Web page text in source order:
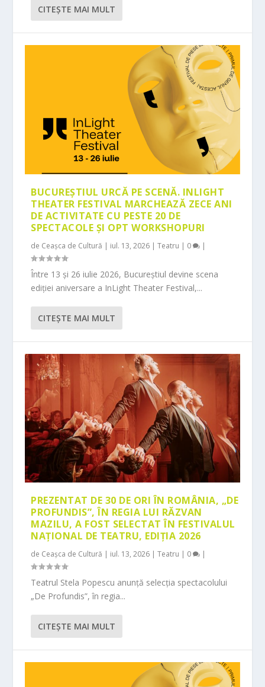
CITEŞTE MAI MULT
BUCUREȘTIUL URCĂ PE SCENĂ. INLIGHT
THEATER FESTIVAL MARCHEAZĂ ZECE ANI
DE ACTIVITATE CU PESTE 20 DE
SPECTACOLE ȘI OPT WORKSHOPURI
de Ceașca de Cultură | iul. 13, 2026 |Teatru | 0 |
Între 13 și 26 iulie 2026, Bucureștiul devine scena
ediției aniversare a InLight Theater Festival,...
CITEŞTE MAI MULT
PREZENTAT DE 30 DE ORI ÎN ROMÂNIA, „DE
PROFUNDIS”, ÎN REGIA LUI RĂZVAN
MAZILU, A FOST SELECTAT ÎN FESTIVALUL
NAȚIONAL DE TEATRU, EDIȚIA 2026
de Ceașca de Cultură | iul. 13, 2026 |Teatru | 0 |
Teatrul Stela Popescu anunță selecția spectacolului
„De Profundis”, în regia...
CITEŞTE MAI MULT